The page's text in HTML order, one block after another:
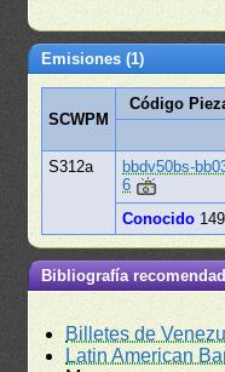
Emisiones (1)
SCWPM
Código
S312a
bbdv50bs-
6
Conocido
Bibliografía
Billetes de
Latin American